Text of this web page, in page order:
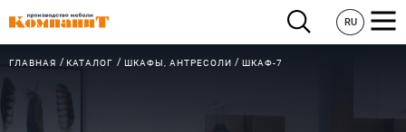
RU
ГЛАВНАЯ КАТАЛОГ ШКАФЫ, АНТРЕСОЛИ ШКАФ-7